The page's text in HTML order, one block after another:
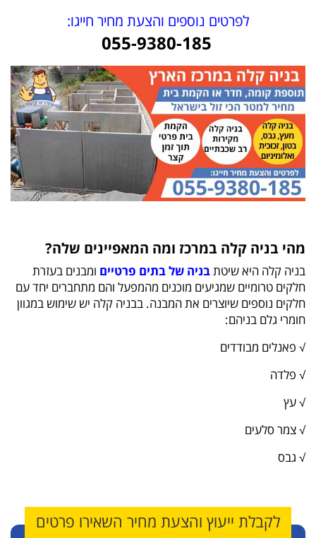
לפרטים נוספים והצעת מחיר חייגו:
055-9380-185
מהי בניה קלה במרכז ומה המאפיינים שלה?
בניה קלה היא שיטתבניה של בתים פרטיים ומבנים בעזרת
חלקים טרומיים שמגיעים מוכנים מהמפעל והם מתחברים יחד עם
חלקים נוספים שיוצרים את המבנה. בבניה קלה יש שימוש במגוון
חומרי גלם בניהם:
√ פאנלים מבודדים
√ פלדה
√ עץ
√ צמר סלעים
√ גבס
לקבלת ייעוץ והצעת מחיר השאירו פרטים